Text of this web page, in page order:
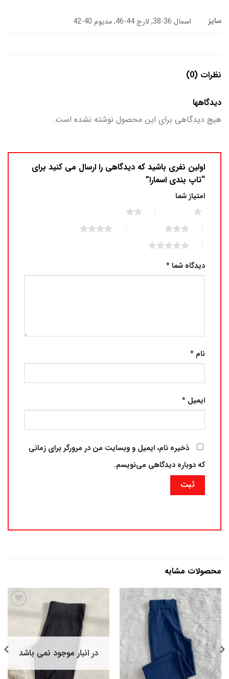
سایز اسمال 36-38, لارج 44-46, مدیوم 40-42
نظرات (0)
دیدگاهها
هیچ دیدگاهی برای این محصول نوشته نشده است.
اولین نفری باشید که دیدگاهی را ارسال می کنید برای
“تاپ بندی اسمارا”
امتیاز شما
دیدگاه شما*
نام *
ایمیل *
ذخیره نام، ایمیل و وبسایت من در مرورگر برای زمانی
که دوباره دیدگاهی می‌نویسم.
محصولات مشابه
افزودن
به
علاقه
مندی
ها
به
مندیدر انبار موجود نمی باشد